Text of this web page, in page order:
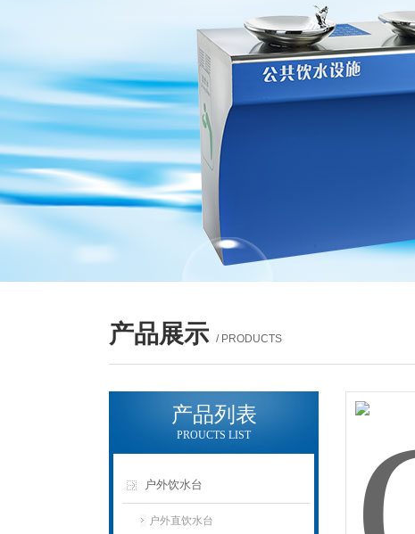
产品展示 / PRODUCTS
产品列表
PROUCTS LIST
户外饮水台
户外直饮水台